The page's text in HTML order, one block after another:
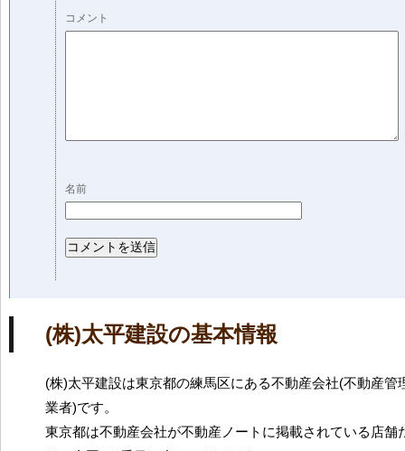
コメント
名前
(株)太平建設の基本情報
(株)太平建設は東京都の練馬区にある不動産会社(不動産管
業者)です。
東京都は不動産会社が不動産ノートに掲載されている店舗